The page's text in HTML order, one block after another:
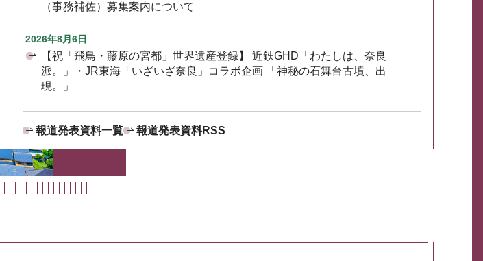
（事務補佐）募集案内について
2026年8月6日
【祝「飛鳥・藤原の宮都」世界遺産登録】 近鉄GHD「わたしは、奈良
派。」・JR東海「いざいざ奈良」コラボ企画 「神秘の石舞台古墳、出
現。」
報道発表資料一覧 報道発表資料RSS